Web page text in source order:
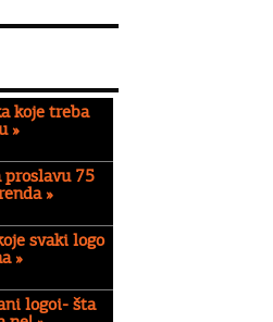
koje treba
»
proslavu 75
»
svaki logo
»
logoi- šta